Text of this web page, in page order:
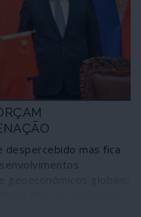
despercebido mas fica